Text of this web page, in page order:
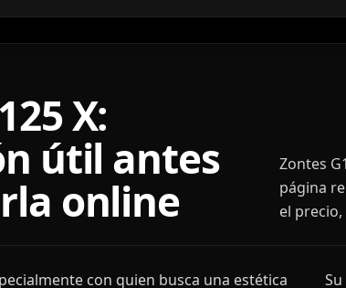
X:
útil antes
online
Zontes
página
el
con quien busca una estética